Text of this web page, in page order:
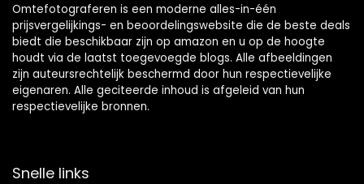
Omtefotograferen is een moderne alles-in-één
prijsvergelijkings- en beoordelingswebsite die de beste deals
biedt die beschikbaar zijn op amazon en u op de hoogte
houdt via de laatst toegevoegde blogs. Alle afbeeldingen
zijn auteursrechtelijk beschermd door hun respectievelijke
eigenaren. Alle geciteerde inhoud is afgeleid van hun
respectievelijke bronnen.
Snelle links